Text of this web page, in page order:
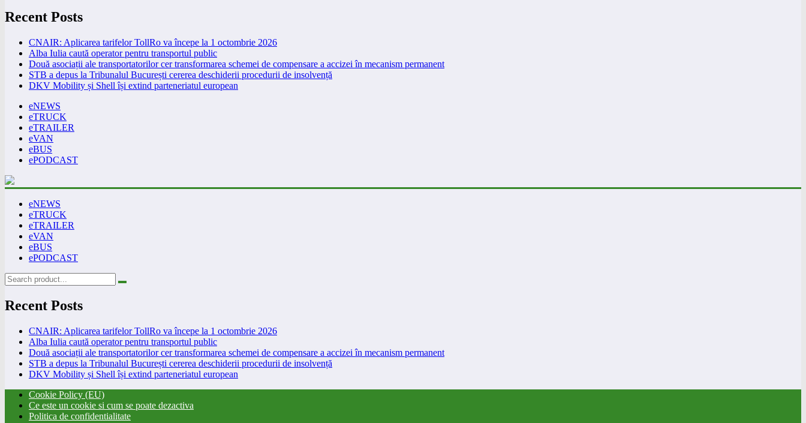
Recent Posts
CNAIR: Aplicarea tarifelor TollRo va începe la 1 octombrie 2026
Alba Iulia caută operator pentru transportul public
Două asociații ale transportatorilor cer transformarea schemei de compensare a accizei în mecanism permanent
STB a depus la Tribunalul București cererea deschiderii procedurii de insolvență
DKV Mobility și Shell își extind parteneriatul european
eNEWS
eTRUCK
eTRAILER
eVAN
eBUS
ePODCAST
eNEWS
eTRUCK
eTRAILER
eVAN
eBUS
ePODCAST
Recent Posts
CNAIR: Aplicarea tarifelor TollRo va începe la 1 octombrie 2026
Alba Iulia caută operator pentru transportul public
Două asociații ale transportatorilor cer transformarea schemei de compensare a accizei în mecanism permanent
STB a depus la Tribunalul București cererea deschiderii procedurii de insolvență
DKV Mobility și Shell își extind parteneriatul european
Cookie Policy (EU)
Ce este un cookie si cum se poate dezactiva
Politica de confidentialitate